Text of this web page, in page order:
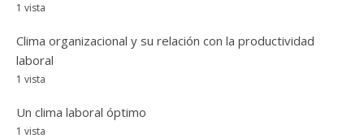
1 vista
Clima organizacional y su relación con la productividad
laboral
1 vista
Un clima laboral óptimo
1 vista